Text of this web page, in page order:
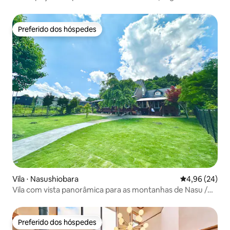
Preferido dos hóspedes
Preferido dos hóspedes
Vila ⋅ Nasushiobara 4,96 de uma
4,96 (24)
Vila com vista panorâmica para as montanhas de Nasu /
passear com o cachorro e churrasqueira
Preferido dos hóspedes
Preferido dos hóspedes